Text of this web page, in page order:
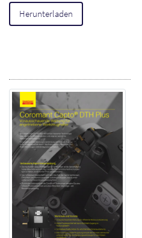
Herunterladen